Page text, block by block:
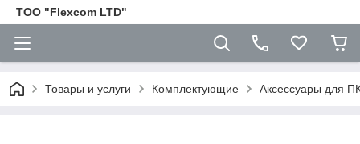
ТОО "Flexcom LTD"
Товары и услуги Комплектующие Аксессуары для